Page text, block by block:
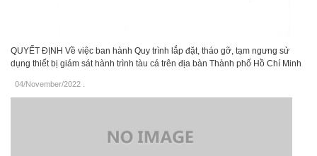
QUYẾT ĐỊNH Về việc ban hành Quy trình lắp đặt, tháo gỡ, tạm ngưng sử
dụng thiết bị giám sát hành trình tàu cá trên địa bàn Thành phố Hồ Chí Minh
04/November/2022